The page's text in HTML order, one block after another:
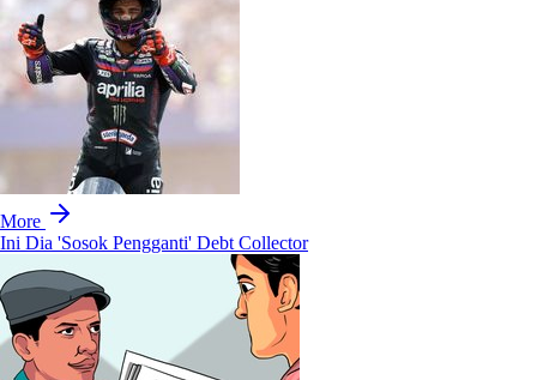
More
Ini Dia 'Sosok Pengganti' Debt Collector